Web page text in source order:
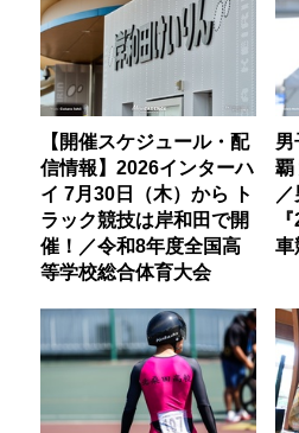
【開催スケジュール・配
信情報】2026インターハ
イ 7月30日（木）から ト
ラック競技は岸和田で開
催！／令和8年度全国高
等学校総合体育大会
男
覇
車